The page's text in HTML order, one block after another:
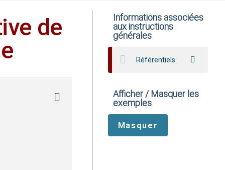
de
Informations associées
aux instructions
générales
Référentiels
Afficher / Masquer les
exemples